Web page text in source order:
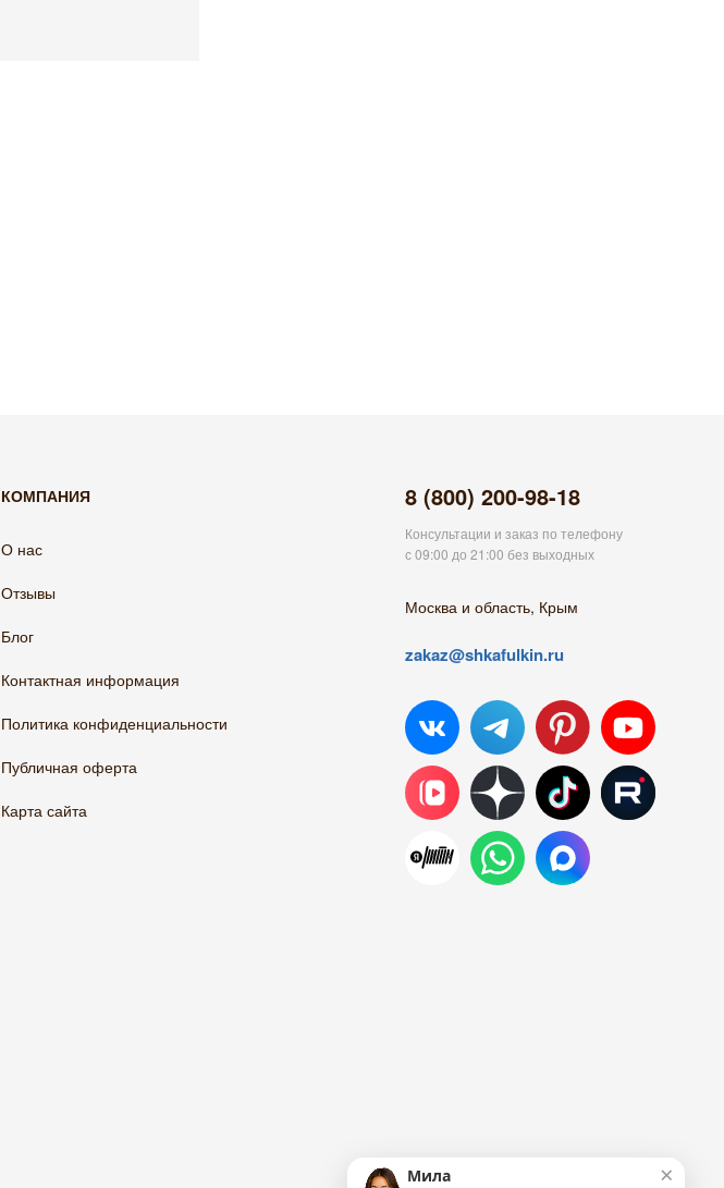
КОМПАНИЯ
О нас
Отзывы
Блог
Контактная информация
Политика конфиденциальности
Публичная оферта
Карта сайта
8 (800) 200-98-18
Консультации и заказ по телефону
с 09:00 до 21:00 без выходных
Москва и область, Крым
zakaz@shkafulkin.ru
×
Мила